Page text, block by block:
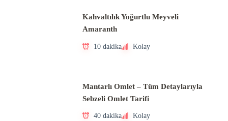
Kahvaltılık Yoğurtlu Meyveli
Amaranth
10 dakika Kolay
Mantarlı Omlet – Tüm Detaylarıyla
Sebzeli Omlet Tarifi
40 dakika Kolay